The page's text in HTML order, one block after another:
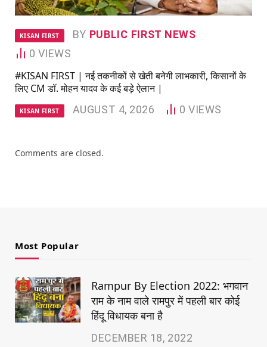
KISAN FIRST BY PUBLIC FIRST NEWS
0 VIEWS
#KISAN FIRST | नई तकनीकों से खेती बनेगी लाभकारी, किसानों के
लिए CM डॉ. मोहन यादव के कई बड़े ऐलान |
KISAN FIRST AUGUST 4, 2026 0VIEWS
Comments are closed.
Most Popular
Rampur By Election 2022: भगवान
राम के नाम वाले रामपुर में पहली बार कोई
हिंदू विधायक बना है
DECEMBER 18, 2022